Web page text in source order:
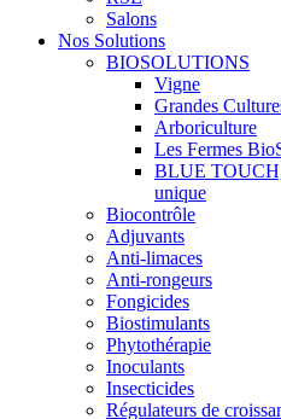
Salons
Nos Solutions
BIOSOLUTIONS
Vigne
Grandes
Arboriculture
Les Fermes
BLUE TOUCH,
unique
Biocontrôle
Adjuvants
Anti-limaces
Anti-rongeurs
Fongicides
Biostimulants
Phytothérapie
Inoculants
Insecticides
Régulateurs de